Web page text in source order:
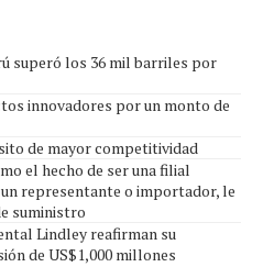
superó los 36 mil barriles por
innovadores por un monto de
de mayor competitividad
el hecho de ser una filial
representante o importador, le
suministro
Lindley reafirman su
de US$1,000 millones